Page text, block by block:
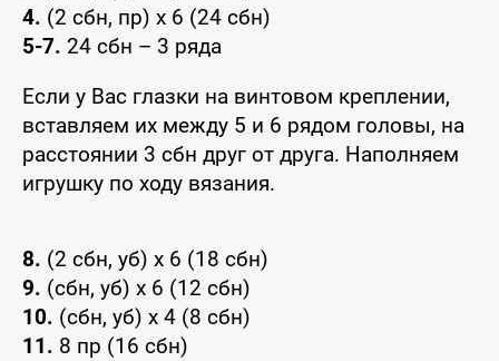
4. (2 сбн, пр) x 6 (24 сбн)
5-7. 24 сбн – 3 ряда
Если у Вас глазки на винтовом креплении,
вставляем их между 5 и 6 рядом головы, на
расстоянии 3 сбн друг от друга. Наполняем
игрушку по ходу вязания.
8. (2 сбн, уб) x 6 (18 сбн)
9. (сбн, уб) x 6 (12 сбн)
10. (сбн, уб) x 4 (8 сбн)
11. 8 пр (16 сбн)